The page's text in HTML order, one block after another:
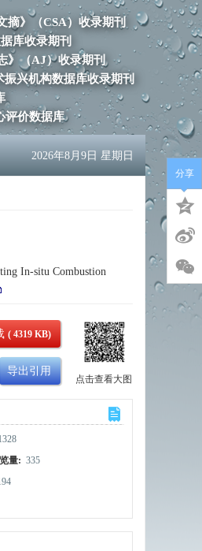
摘》（CSA）收录期刊
库收录期刊
》（AJ）收录期刊
振兴机构数据库收录期刊
评价数据库
2026年8月9日 星期日
In-situ Combustion
( 4319 KB)
导出引用
点击查看大图
量: 335
分享